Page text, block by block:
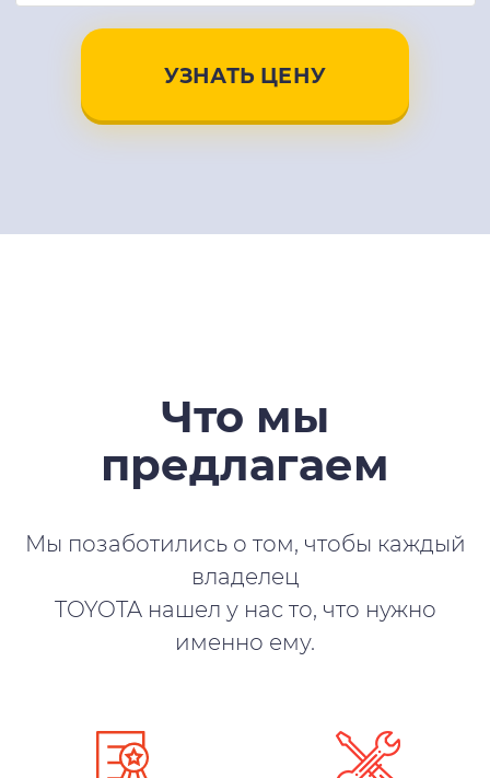
УЗНАТЬ ЦЕНУ
Что мы
предлагаем
Мы позаботились о том, чтобы каждый
владелец
TOYOTA нашел у нас то, что нужно
именно ему.